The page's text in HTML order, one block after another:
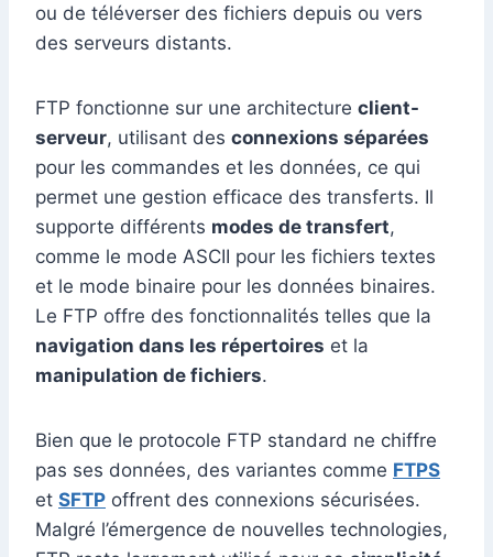
ou de téléverser des fichiers depuis ou vers
des serveurs distants.
FTP fonctionne sur une architecture client-
serveur, utilisant des connexions séparées
pour les commandes et les données, ce qui
permet une gestion efficace des transferts. Il
supporte différents modes de transfert,
comme le mode ASCII pour les fichiers textes
et le mode binaire pour les données binaires.
Le FTP offre des fonctionnalités telles que la
navigation dans les répertoires et la
manipulation de fichiers.
Bien que le protocole FTP standard ne chiffre
pas ses données, des variantes comme FTPS
et SFTP offrent des connexions sécurisées.
Malgré l’émergence de nouvelles technologies,